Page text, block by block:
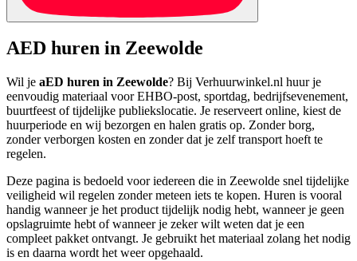
AED huren in Zeewolde
Wil je aED huren in Zeewolde? Bij Verhuurwinkel.nl huur je
eenvoudig materiaal voor EHBO-post, sportdag, bedrijfsevenement,
buurtfeest of tijdelijke publiekslocatie. Je reserveert online, kiest de
huurperiode en wij bezorgen en halen gratis op. Zonder borg,
zonder verborgen kosten en zonder dat je zelf transport hoeft te
regelen.
Deze pagina is bedoeld voor iedereen die in Zeewolde snel tijdelijke
veiligheid wil regelen zonder meteen iets te kopen. Huren is vooral
handig wanneer je het product tijdelijk nodig hebt, wanneer je geen
opslagruimte hebt of wanneer je zeker wilt weten dat je een
compleet pakket ontvangt. Je gebruikt het materiaal zolang het nodig
is en daarna wordt het weer opgehaald.